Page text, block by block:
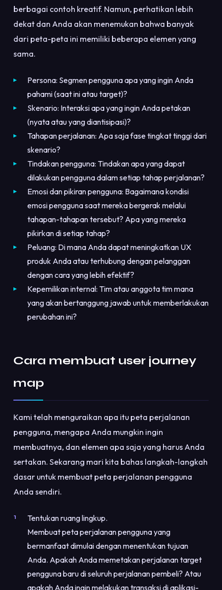
berbagai contoh kreatif. Namun, perhatikan lebih
dekat dan Anda akan menemukan bahwa banyak
dari peta-peta ini memiliki beberapa elemen yang
sama.
Persona: Segmen pengguna apa yang ingin Anda
pahami (saat ini atau target)?
Skenario: Interaksi apa yang ingin Anda petakan
(nyata atau yang diantisipasi)?
Tahapan perjalanan: Apa saja fase tingkat tinggi dari
skenario?
Tindakan pengguna: Tindakan apa yang dapat
dilakukan pengguna dalam setiap tahap perjalanan?
Emosi dan pikiran pengguna: Bagaimana kondisi
emosi pengguna saat mereka bergerak melalui
tahapan-tahapan tersebut? Apa yang mereka
pikirkan di setiap tahap?
Peluang: Di mana Anda dapat meningkatkan UX
produk Anda atau terhubung dengan pelanggan
dengan cara yang lebih efektif?
Kepemilikan internal: Tim atau anggota tim mana
yang akan bertanggung jawab untuk memberlakukan
perubahan ini?
Cara membuat user journey
map
Kami telah menguraikan apa itu peta perjalanan
pengguna, mengapa Anda mungkin ingin
membuatnya, dan elemen apa saja yang harus Anda
sertakan. Sekarang mari kita bahas langkah-langkah
dasar untuk membuat peta perjalanan pengguna
Anda sendiri.
Tentukan ruang lingkup.
Membuat peta perjalanan pengguna yang
bermanfaat dimulai dengan menentukan tujuan
Anda. Apakah Anda memetakan perjalanan target
pengguna baru di seluruh perjalanan pembeli? Atau
apakah Anda ingin melakukan transaksi di aplikasi-